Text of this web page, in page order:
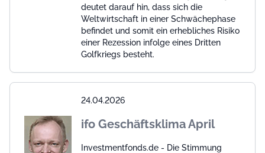
deutet darauf hin, dass sich die
Weltwirtschaft in einer Schwächephase
befindet und somit ein erhebliches Risiko
einer Rezession infolge eines Dritten
Golfkriegs besteht.
24.04.2026
ifo Geschäftsklima April
Investmentfonds.de - Die Stimmung